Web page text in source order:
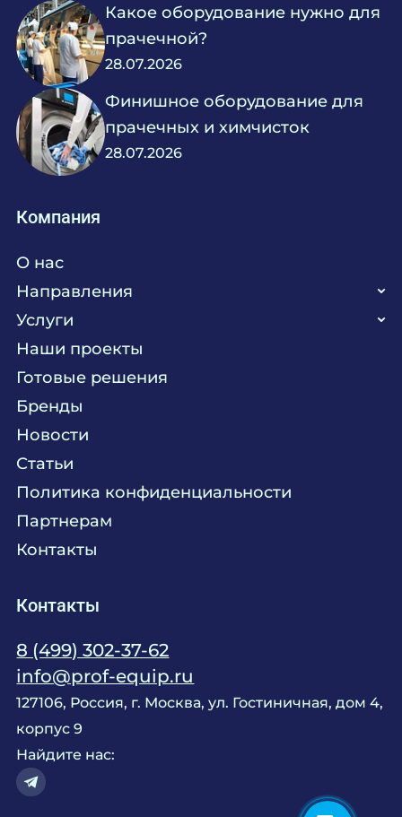
Какое оборудование нужно для
прачечной?
28.07.2026
Финишное оборудование для
прачечных и химчисток
28.07.2026
Компания
О нас
Направления
Кухня
Прачечная
Текстиль
Химия
Мебель
Комплексное оснащение
Услуги
Поставка аксессуаров и запасных частей
Сервисное обслуживание
Консалтинг
Технологическое проектирование
Продажа оборудования
Монтажные и пусконаладочные работы
Наши проекты
Готовые решения
Бренды
Новости
Статьи
Политика конфиденциальности
Партнерам
Контакты
Контакты
8 (499) 302-37-62
info@prof-equip.ru
127106, Россия, г. Москва, ул. Гостиничная, дом 4,
корпус 9
Найдите нас: